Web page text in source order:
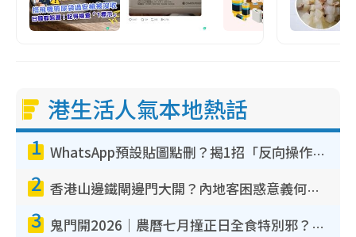
港生活人氣本地熱話
1 WhatsApp預設貼圖點刪？揭1招「反向操作」還原簡潔介面 附3步實測教學
2 香港山邊鐵閘邊門大開？內地客困惑意義何在！網民神回覆：呢種叫法理性防禦
3 鬼門開2026｜農曆七月撞正日全食特別邪？專家警告切忌做一事！揭4大禁忌+2招保平安